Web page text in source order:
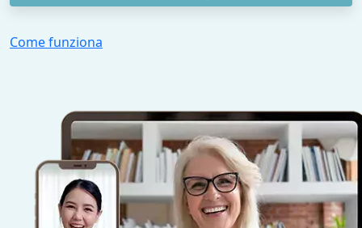
Come funziona